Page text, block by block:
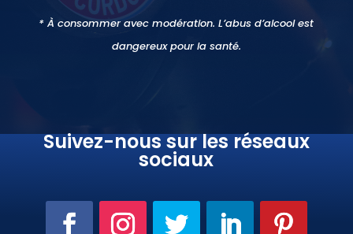
* À consommer avec modération. L’abus d’alcool est
dangereux pour la santé.
Suivez-nous sur les réseaux
sociaux